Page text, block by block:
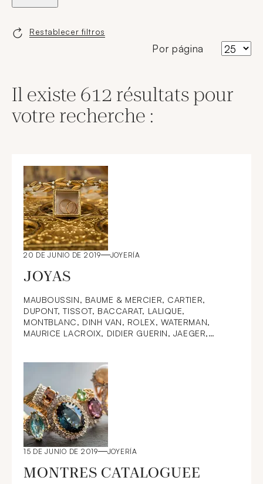
Restablecer filtros
Por página
Il existe 612 résultats pour
votre recherche :
20 DE JUNIO DE 2019 JOYERÍA
JOYAS
MAUBOUSSIN, BAUME & MERCIER, CARTIER,
DUPONT, TISSOT, BACCARAT, LALIQUE,
MONTBLANC, DINH VAN, ROLEX, WATERMAN,
MAURICE LACROIX, DIDIER GUERIN, JAEGER,
15 DE JUNIO DE 2019 JOYERÍA
MONTRES CATALOGUEE